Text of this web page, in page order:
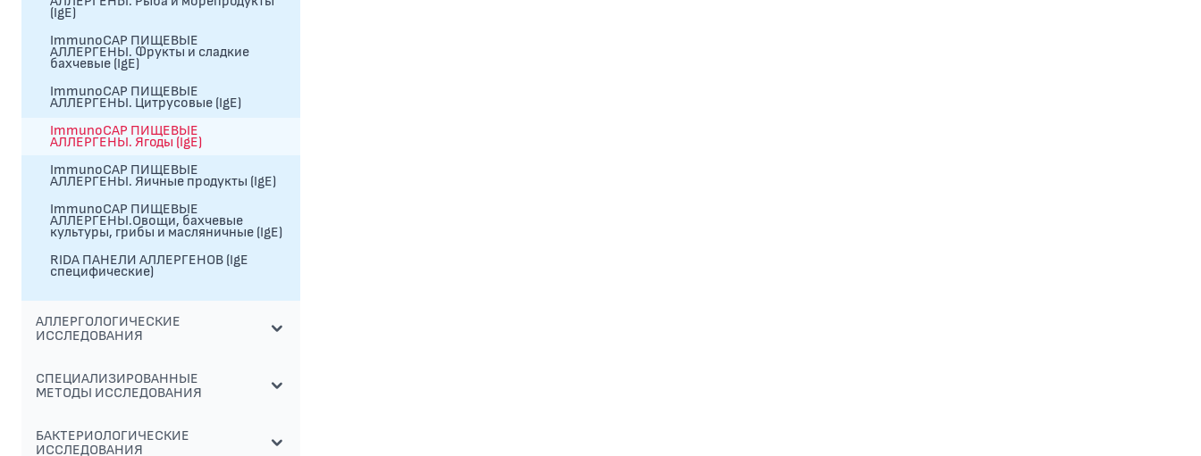
(IgE)
ImmunoCAP ПИЩЕВЫЕ
АЛЛЕРГЕНЫ. Фрукты и сладкие
бахчевые (IgE)
ImmunoCAP ПИЩЕВЫЕ
АЛЛЕРГЕНЫ. Цитрусовые (IgE)
ImmunoCAP ПИЩЕВЫЕ
АЛЛЕРГЕНЫ. Ягоды (IgE)
ImmunoCAP ПИЩЕВЫЕ
АЛЛЕРГЕНЫ. Яичные продукты (IgE)
ImmunoCAP ПИЩЕВЫЕ
АЛЛЕРГЕНЫ.Овощи, бахчевые
культуры, грибы и масляничные (IgE)
RIDA ПАНЕЛИ АЛЛЕРГЕНОВ (IgE
специфические)
АЛЛЕРГОЛОГИЧЕСКИЕ
ИССЛЕДОВАНИЯ
СПЕЦИАЛИЗИРОВАННЫЕ
МЕТОДЫ ИССЛЕДОВАНИЯ
БАКТЕРИОЛОГИЧЕСКИЕ
ИССЛЕДОВАНИЯ